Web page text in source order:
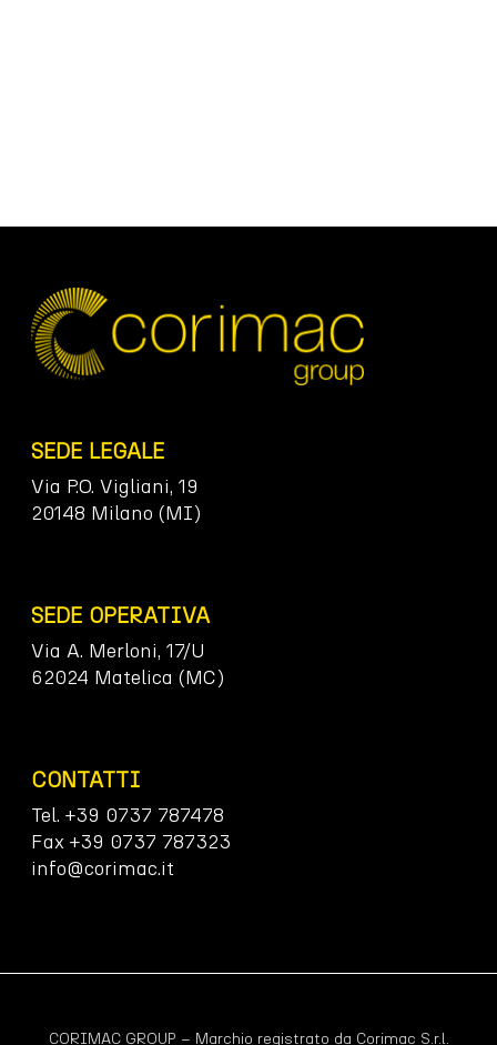
SEDE LEGALE
Via P.O. Vigliani, 19
20148 Milano (MI)
SEDE OPERATIVA
Via A. Merloni, 17/U
62024 Matelica (MC)
CONTATTI
Tel. +39 0737 787478
Fax +39 0737 787323
info@corimac.it
CORIMAC GROUP – Marchio registrato da Corimac S.r.l.